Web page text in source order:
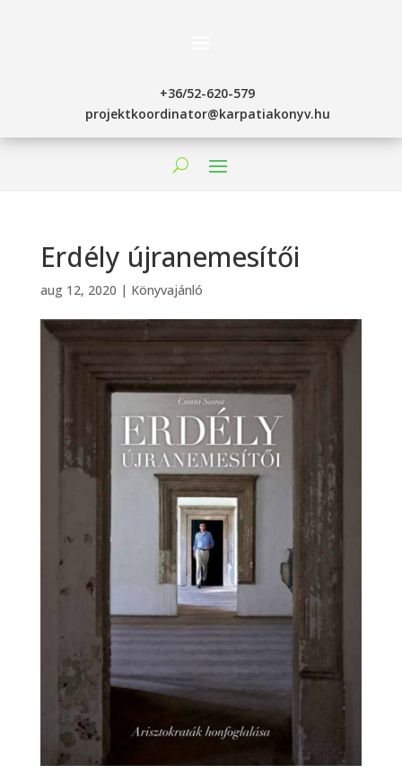
+36/52-620-579
projektkoordinator@karpatiakonyv.hu
Erdély újranemesítői
aug 12, 2020 | Könyvajánló